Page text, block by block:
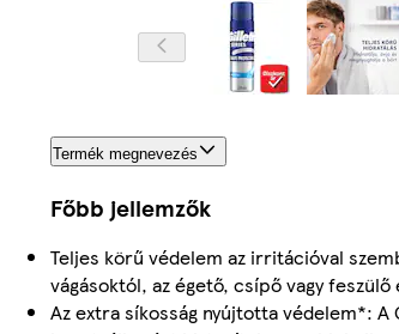
Termék megnevezés
Főbb jellemzők
Teljes körű védelem az irritációval
vágásoktól, az égető, csípő vagy
Az extra síkosság nyújtotta védelem*: